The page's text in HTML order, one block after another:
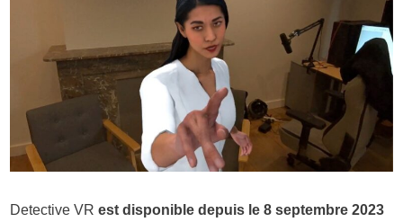
Detective VRest disponible depuis le 8 septembre 2023